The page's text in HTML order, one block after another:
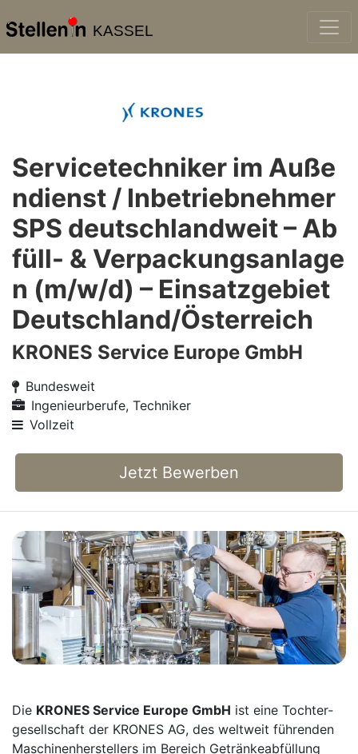
KASSEL
Servicetechniker im Auße
ndienst / Inbetriebnehmer
SPS deutschlandweit – Ab
füll- & Verpackungsanlage
n (m/w/d) – Einsatzgebiet
Deutschland/Österreich
KRONES Service Europe GmbH
Bundesweit
Ingenieurberufe, Techniker
Vollzeit
Jetzt Bewerben
Die KRONES Service Europe GmbH ist eine Tochter­
gesellschaft der KRONES AG, des weltweit führenden
Maschinen­herstellers im Bereich Getränke­abfüllung